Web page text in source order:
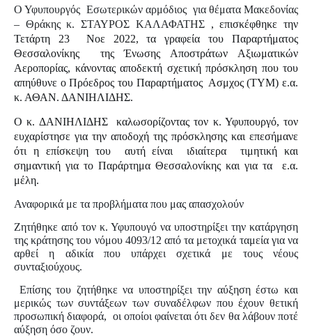
Ο Υφυπουργός Εσωτερικών αρμόδιος για θέματα Μακεδονίας
– Θράκης κ. ΣΤΑΥΡΟΣ ΚΑΛΑΦΑΤΗΣ, επισκέφθηκε την
Τετάρτη 23
Νοε 2022, τα γραφεία του Παραρτήματος
Θεσσαλονίκης
της Ένωσης Αποστράτων Αξιωματικών
Αεροπορίας, κάνοντας αποδεκτή σχετική πρόσκληση που του
απηύθυνε ο Πρόεδρος του Παραρτήματος Ασμχος (ΤΥΜ) ε.α.
κ. ΑΘΑΝ. ΔΑΝΙΗΛΙΔΗΣ.
Ο κ. ΔΑΝΙΗΛΙΔΗΣ
καλωσορίζοντας τον κ. Υφυπουργό, τον
ευχαρίστησε για την αποδοχή της πρόσκλησης και επεσήμανε
ότι η επίσκεψη του
αυτή είναι ιδιαίτερα
τιμητική και
σημαντική για το Παράρτημα Θεσσαλονίκης και για τα
ε.α.
μέλη.
Αναφορικά με τα προβλήματα που μας απασχολούν
Ζητήθηκε από τον κ. Υφυπουγό να υποστηρίξει την κατάργηση
της κράτησης του νόμου 4093/12 από τα μετοχικά ταμεία για να
αρθεί η αδικία που υπάρχει σχετικά με τους νέους
συνταξιούχους.
Επίσης του ζητήθηκε να υποστηρίξει την αύξηση έστω και
μερικώς των συντάξεων των συναδέλφων που έχουν θετική
προσωπική διαφορά, οι οποίοι φαίνεται ότι δεν θα λάβουν ποτέ
αύξηση όσο ζουν.